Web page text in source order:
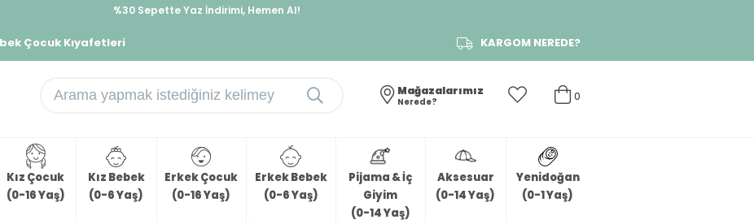
%30 Sepette Yaz İndirimi, Hemen Al!
Çocuk Kıyafetleri KARGOM NEREDE?
0
Mağazalarımız
Nerede?
Kız Çocuk
(0-16 Yaş)
Kız Bebek
(0-6 Yaş)
Erkek Çocuk
(0-16 Yaş)
Erkek Bebek
(0-6 Yaş)
Pijama & İç
Giyim
(0-14 Yaş)
Aksesuar
(0-14 Yaş)
Yenidoğan
(0-1 Yaş)